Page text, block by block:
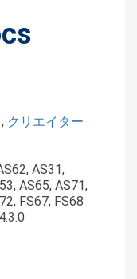
, クリエイター
AS31,
AS65, AS71,
FS67, FS68